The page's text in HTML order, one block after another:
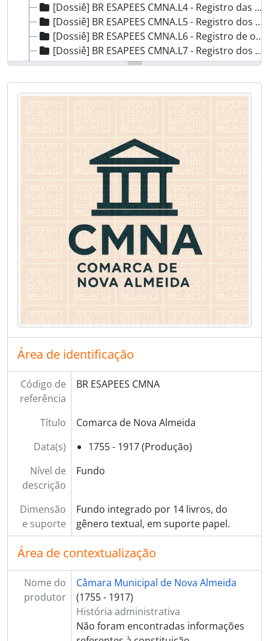
[Dossiê] BR ESAPEES CMNA.L4 - Registro das atas das eleições de vereadores e juízes de paz, 1848 - 1872
[Dossiê] BR ESAPEES CMNA.L5 - Registro dos ofícios expedidos pala Câmara Municipal de Nova Almeida, 1831 - 1839
[Dossiê] BR ESAPEES CMNA.L6 - Registro de ofícios e circulares da Câmara de Nova Almeida, 1872 - 1881
[Dossiê] BR ESAPEES CMNA.L7 - Registro dos foreiros da comarca de Nova Almeida, 1846
[Dossiê] BR ESAPEES CMNA.L8 - Registro dos aforamentos na Comarca de Nova Almeida, 1842 - 1917
[Dossiê] BR ESAPEES CMNA.L9 - Registro dos assentamentos, dos contratos, aferições, leis, decretos alvarás e provisões feitos pela Câmara Municipal de Nova Almeida, 1820 - 1880*
[Dossiê] BR ESAPEES CMNA.L10 - Registro de pagamentos de foros, 1826 - 1837
[Dossiê] BR ESAPEES CMNA.L13 - Registro das escrituras do conselho de recursos, 1847 - 1857
[Dossiê] BR ESAPEES CMNA.L14 - Registro dos trabalhos do conselho municipal de recursos, 1858 - 1865
Área de identificação
Código de
referência
BR ESAPEES CMNA
Título
Comarca de Nova Almeida
Data(s)
1755 - 1917 (Produção)
Nível de
descrição
Fundo
Dimensão
e suporte
Fundo integrado por 14 livros, do
gênero textual, em suporte papel.
Área de contextualização
Nome do
produtor
Câmara Municipal de Nova Almeida
(1755 - 1917)
História administrativa
Não foram encontradas informações